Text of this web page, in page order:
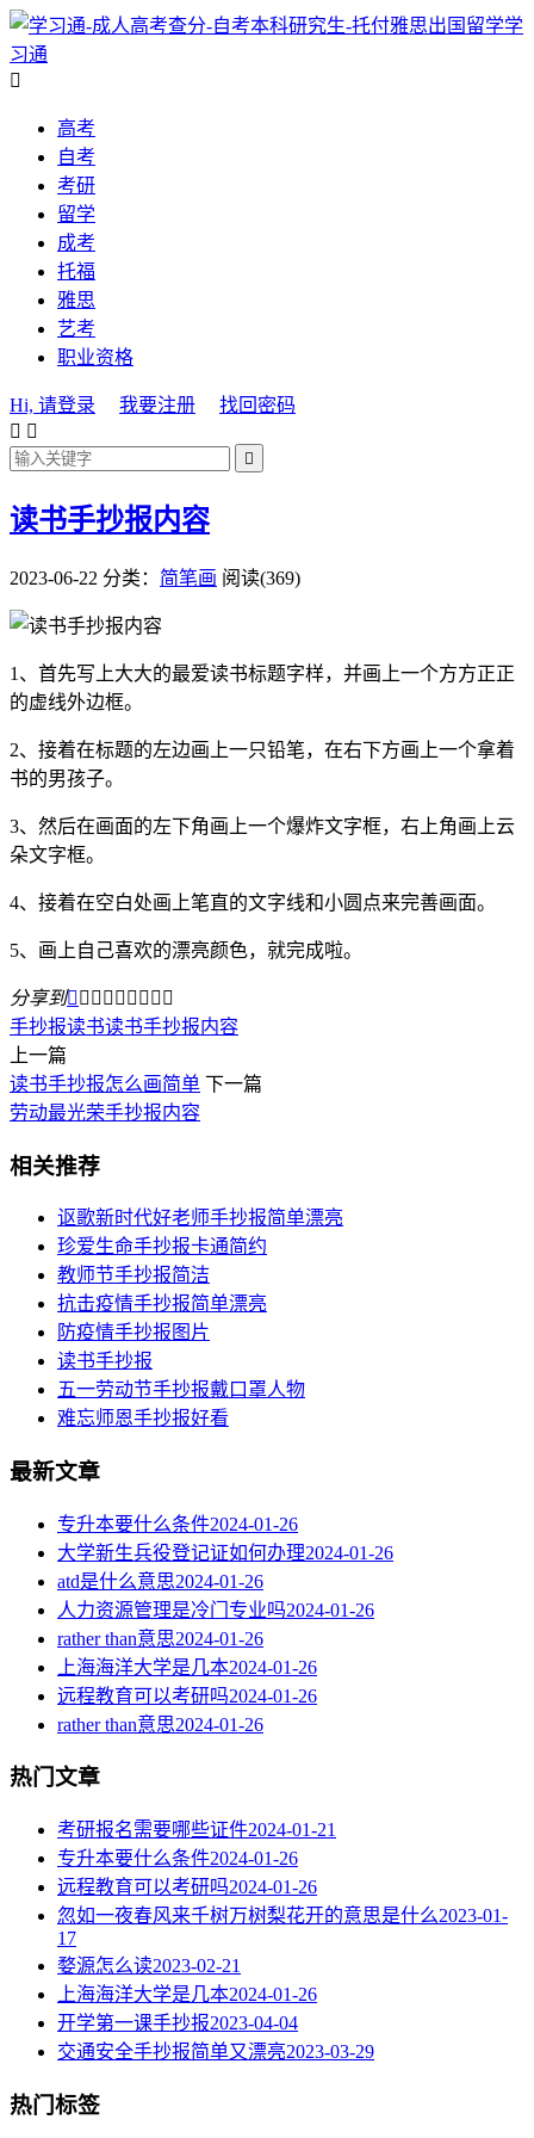
学
习通

高考
自考
考研
留学
成考
托福
雅思
艺考
职业资格
Hi, 请登录 我要注册
找回密码
 

读书手抄报内容
2023-06-22 分类： 简笔画 阅读(369)
1、首先写上大大的最爱读书标题字样，并画上一个方方正正
的虚线外边框。
2、接着在标题的左边画上一只铅笔，在右下方画上一个拿着
书的男孩子。
3、然后在画面的左下角画上一个爆炸文字框，右上角画上云
朵文字框。
4、接着在空白处画上笔直的文字线和小圆点来完善画面。
5、画上自己喜欢的漂亮颜色，就完成啦。
分享到        
手抄报读书读书手抄报内容
上一篇
读书手抄报怎么画简单 下一篇
劳动最光荣手抄报内容
相关推荐
讴歌新时代好老师手抄报简单漂亮
珍爱生命手抄报卡通简约
教师节手抄报简洁
抗击疫情手抄报简单漂亮
​防疫情手抄报图片
读书手抄报
五一劳动节手抄报戴口罩人物
难忘师恩手抄报好看
最新文章
专升本要什么条件2024-01-26
大学新生兵役登记证如何办理2024-01-26
atd是什么意思2024-01-26
人力资源管理是冷门专业吗2024-01-26
rather than意思2024-01-26
上海海洋大学是几本2024-01-26
远程教育可以考研吗2024-01-26
rather than意思2024-01-26
热门文章
考研报名需要哪些证件2024-01-21
专升本要什么条件2024-01-26
远程教育可以考研吗2024-01-26
忽如一夜春风来千树万树梨花开的意思是什么2023-01-
17
婺源怎么读2023-02-21
上海海洋大学是几本2024-01-26
开学第一课手抄报2023-04-04
交通安全手抄报简单又漂亮2023-03-29
热门标签